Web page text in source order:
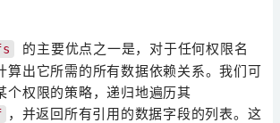
的主要优点之一是，对于任何权限名
算出它所需的所有数据依赖关系。我们可
个权限的策略，递归地遍历其
，并返回所有引用的数据字段的列表。这